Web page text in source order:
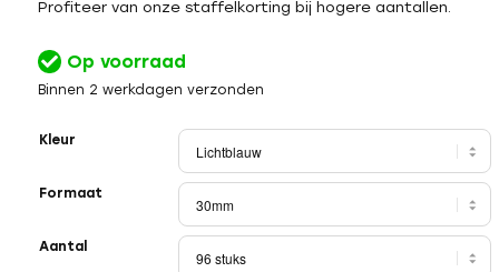
Profiteer van onze staffelkorting bij hogere aantallen.
Op voorraad
Binnen 2 werkdagen verzonden
Kleur
Formaat
Aantal